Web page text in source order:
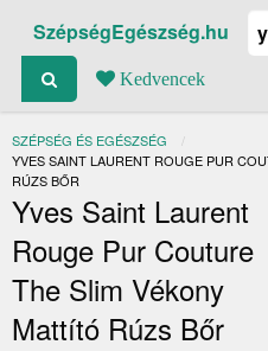
SzépségEgészség.hu
Kedvencek
SZÉPSÉG ÉS EGÉSZSÉG
JELENLEGI:
YVES SAINT LAURENT ROUGE PUR
RÚZS BŐR
Yves Saint Laurent
Rouge Pur Couture
The Slim Vékony
Mattító Rúzs Bőr